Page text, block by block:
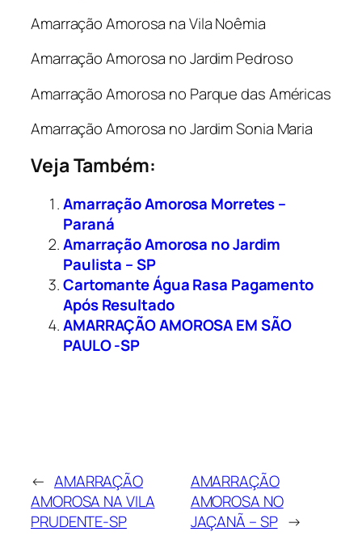
Amarração Amorosa na Vila Noêmia
Amarração Amorosa no Jardim Pedroso
Amarração Amorosa no Parque das Américas
Amarração Amorosa no Jardim Sonia Maria
Veja Também:
Amarração Amorosa Morretes –
Paraná
Amarração Amorosa no Jardim
Paulista – SP
Cartomante Água Rasa Pagamento
Após Resultado
AMARRAÇÃO AMOROSA EM SÃO
PAULO -SP
← AMARRAÇÃO
AMOROSA NA VILA
PRUDENTE-SP
AMARRAÇÃO
AMOROSA NO
JAÇANÃ – SP →